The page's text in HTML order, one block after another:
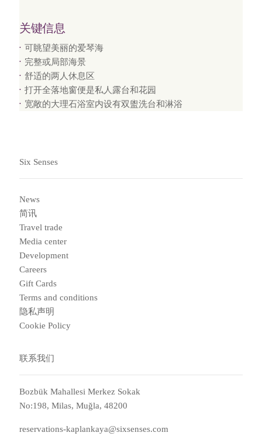
关键信息
可眺望美丽的爱琴海
完整或局部海景
舒适的两人休息区
打开全落地窗便是私人露台和花园
宽敞的大理石浴室内设有双盥洗台和淋浴
Six Senses
News
简讯
Travel trade
Media center
Development
Careers
Gift Cards
Terms and conditions
隐私声明
Cookie Policy
联系我们
Bozbük Mahallesi Merkez Sokak
No:198, Milas, Muğla, 48200
reservations-kaplankaya@sixsenses.com